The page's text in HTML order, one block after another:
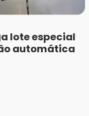
lote especial
automática